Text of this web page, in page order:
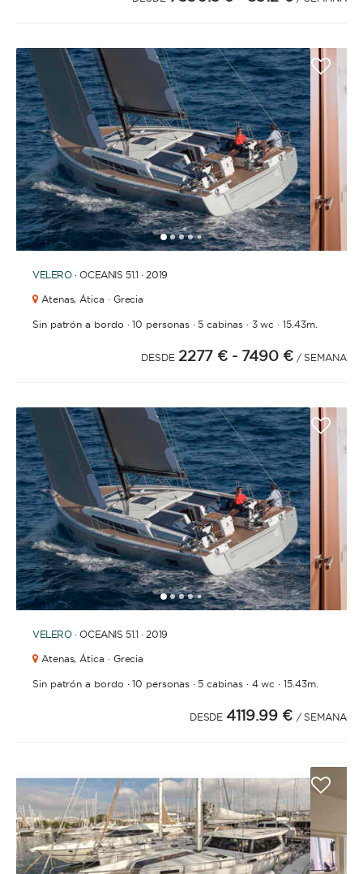
12345 6789
VELERO · OCEANIS 51.1 · 2019
Atenas, Ática · Grecia
Sin patrón a bordo ·10 personas·5 cabinas· 3 wc ·15.43m.
DESDE 2277 € - 7490 € / SEMANA
12345 678
VELERO · OCEANIS 51.1 · 2019
Atenas, Ática · Grecia
Sin patrón a bordo ·10 personas·5 cabinas· 4 wc ·15.43m.
DESDE 4119.99 € / SEMANA